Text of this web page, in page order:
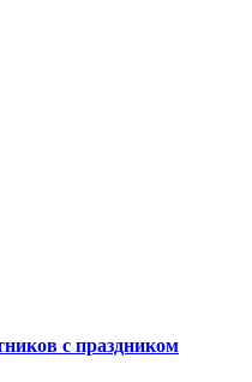
с праздником